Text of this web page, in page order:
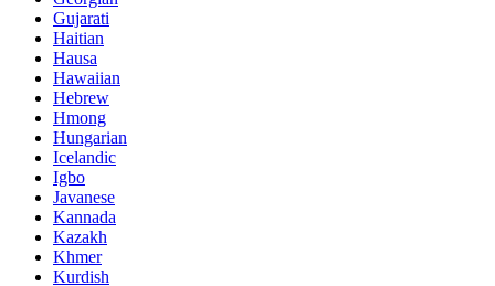
Gujarati
Haitian
Hausa
Hawaiian
Hebrew
Hmong
Hungarian
Icelandic
Igbo
Javanese
Kannada
Kazakh
Khmer
Kurdish